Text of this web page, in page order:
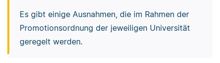
Es gibt einige Ausnahmen, die im Rahmen der
Promotionsordnung der jeweiligen Universität
geregelt werden.